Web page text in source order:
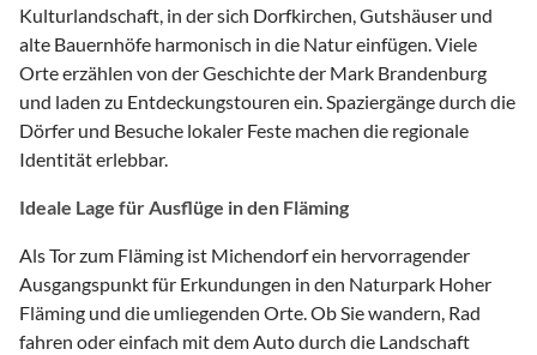
Kulturlandschaft, in der sich Dorfkirchen, Gutshäuser und
alte Bauernhöfe harmonisch in die Natur einfügen. Viele
Orte erzählen von der Geschichte der Mark Brandenburg
und laden zu Entdeckungstouren ein. Spaziergänge durch die
Dörfer und Besuche lokaler Feste machen die regionale
Identität erlebbar.
Ideale Lage für Ausflüge in den Fläming
Als Tor zum Fläming ist Michendorf ein hervorragender
Ausgangspunkt für Erkundungen in den Naturpark Hoher
Fläming und die umliegenden Orte. Ob Sie wandern, Rad
fahren oder einfach mit dem Auto durch die Landschaft